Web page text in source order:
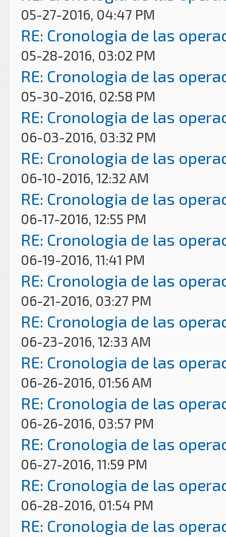
05-27-2016, 04:47 PM
RE: Cronologia de las
05-28-2016, 03:02 PM
RE: Cronologia de las
05-30-2016, 02:58 PM
RE: Cronologia de las
06-03-2016, 03:32 PM
RE: Cronologia de las
06-10-2016, 12:32 AM
RE: Cronologia de las
06-17-2016, 12:55 PM
RE: Cronologia de las
06-19-2016, 11:41 PM
RE: Cronologia de las
06-21-2016, 03:27 PM
RE: Cronologia de las
06-23-2016, 12:33 AM
RE: Cronologia de las
06-26-2016, 01:56 AM
RE: Cronologia de las
06-26-2016, 03:57 PM
RE: Cronologia de las
06-27-2016, 11:59 PM
RE: Cronologia de las
06-28-2016, 01:54 PM
RE: Cronologia de las